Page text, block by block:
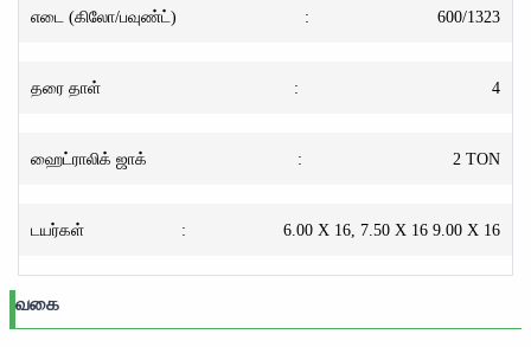
எடை (கிலோ/பவுண்ட்) : 600/1323
தரை தாள் : 4
ஹைட்ராலிக் ஜாக் : 2 TON
டயர்கள் : 6.00 X 16, 7.50 X 16 9.00 X 16
வகை